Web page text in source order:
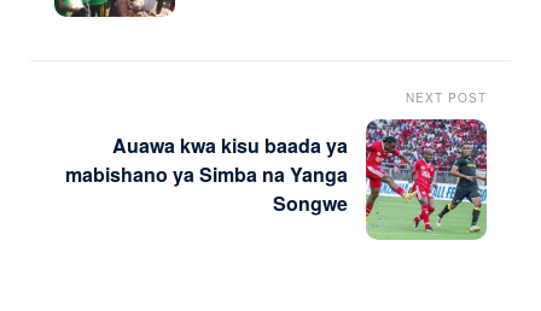
NEXT POST
Auawa kwa kisu baada ya
mabishano ya Simba na Yanga
Songwe